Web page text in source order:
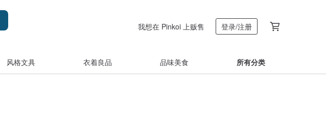
我想在 Pinkoi 上贩售 登录/注册
风格文具 衣着良品 品味美食 所有分类